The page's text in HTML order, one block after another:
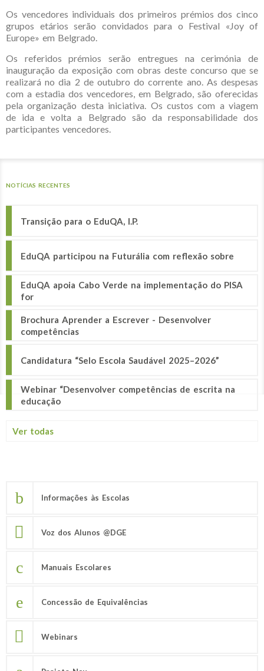
Os vencedores individuais dos primeiros prémios dos cinco
grupos etários serão convidados para o Festival «Joy of
Europe» em Belgrado.
Os referidos prémios serão entregues na cerimónia de
inauguração da exposição com obras deste concurso que se
realizará no dia 2 de outubro do corrente ano. As despesas
com a estadia dos vencedores, em Belgrado, são oferecidas
pela organização desta iniciativa. Os custos com a viagem
de ida e volta a Belgrado são da responsabilidade dos
participantes vencedores.
NOTÍCIAS RECENTES
Transição para o EduQA, I.P.
EduQA participou na Futurália com reflexão sobre
EduQA apoia Cabo Verde na implementação do PISA
for
Brochura Aprender a Escrever - Desenvolver
competências
Candidatura “Selo Escola Saudável 2025–2026”
Webinar “Desenvolver competências de escrita na
educação
Ver todas
Informações às Escolas
Voz dos Alunos @DGE
Manuais Escolares
Concessão de Equivalências
Webinars